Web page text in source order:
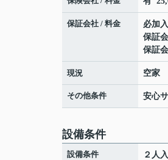
保証会社 / 料金
必加
保証
保証
現況 空家
その他条件 安心
設備条件
設備条件
２人